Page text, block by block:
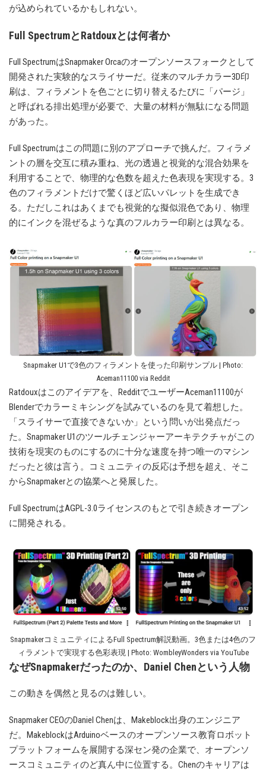
が込められているかもしれない。
Full SpectrumとRatdouxとは何者か
Full SpectrumはSnapmaker Orcaのオープンソースフォークとして
開発された実験的なスライサーだ。従来のマルチカラー3D印
刷は、フィラメントを色ごとに切り替えるたびに「パージ」
と呼ばれる排出処理が必要で、大量の材料が無駄になる問題
があった。
Full Spectrumはこの問題に別のアプローチで挑んだ。フィラメ
ントの層を交互に積み重ね、光の透過と視覚的な混合効果を
利用することで、物理的な色数を超えた色表現を実現する。3
色のフィラメントだけで驚くほど広いパレットを生成でき
る。ただしこれはあくまでも視覚的な擬似混色であり、物理
的にインクを混ぜるような真のフルカラー印刷とは異なる。
Snapmaker U1で3色のフィラメントを使った印刷サンプル | Photo:
Aceman11100 via Reddit
Ratdouxはこのアイデアを、RedditでユーザーAceman11100が
Blenderでカラーミキシングを試みているのを見て着想した。
「スライサーで直接できないか」という問いが出発点だっ
た。Snapmaker U1のツールチェンジャーアーキテクチャがこの
技術を現実のものにするのに十分な速度を持つ唯一のマシン
だったと彼は言う。コミュニティの反応は予想を超え、そこ
からSnapmakerとの協業へと発展した。
Full SpectrumはAGPL-3.0ライセンスのもとで引き続きオープン
に開発される。
SnapmakerコミュニティによるFull Spectrum解説動画。3色または4色のフ
ィラメントで実現する色彩表現 | Photo: WombleyWonders via YouTube
なぜSnapmakerだったのか、Daniel Chenという人物
この動きを偶然と見るのは難しい。
Snapmaker CEOのDaniel Chenは、Makeblock出身のエンジニア
だ。MakeblockはArduinoベースのオープンソース教育ロボット
プラットフォームを展開する深セン発の企業で、オープンソ
ースコミュニティのど真ん中に位置する。Chenのキャリアは